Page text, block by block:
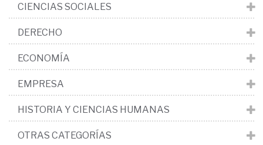
CIENCIAS SOCIALES
DERECHO
ECONOMÍA
EMPRESA
HISTORIA Y CIENCIAS HUMANAS
OTRAS CATEGORÍAS